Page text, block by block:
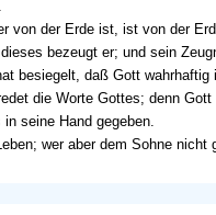
von der Erde ist, ist von der
bezeugt er; und sein
besiegelt, daß Gott wahrhaftig
die Worte Gottes; denn
seine Hand gegeben.
wer aber dem Sohne